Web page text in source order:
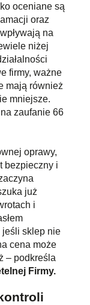
oceniane są
oraz
na
niżej
firmy, ważne
mają również
mniejsze.
zaufanie 66
oprawy,
bezpieczny i
już
i
jeśli sklep nie
cena może
– podkreśla
Firmy.